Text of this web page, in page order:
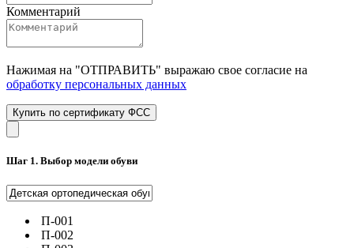
Комментарий
Нажимая на "ОТПРАВИТЬ" выражаю свое согласие на
обработку персональных данных
Купить по сертификату ФСС
Шаг 1. Выбор модели обуви
П-001
П-002